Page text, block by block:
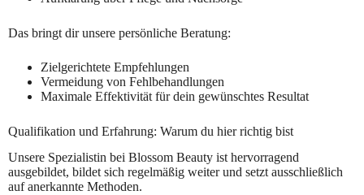
Das bringt dir unsere persönliche Beratung:
Zielgerichtete Empfehlungen
Vermeidung von Fehlbehandlungen
Maximale Effektivität für dein gewünschtes Resultat
Qualifikation und Erfahrung: Warum du hier richtig bist
Unsere Spezialistin bei Blossom Beauty ist hervorragend
ausgebildet, bildet sich regelmäßig weiter und setzt ausschließlich
auf anerkannte Methoden.